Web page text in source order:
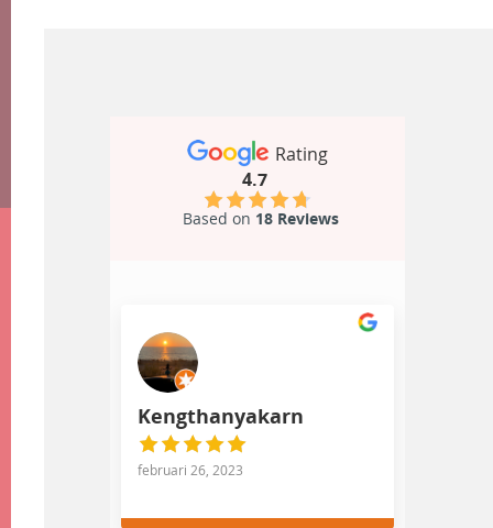
Rating
4.7
Based on 18 Reviews
Kengthanyakarn
februari 26, 2023